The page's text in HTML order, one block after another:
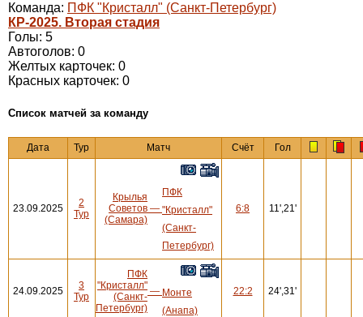
Команда: ПФК "Кристалл" (Санкт-Петербург)
КР-2025. Вторая стадия
Голы: 5
Автоголов: 0
Желтых карточек: 0
Красных карточек: 0
Cписок матчей за команду
Дата Тур Матч Счёт Гол
23.09.2025
2
Тур
Крылья
Советов
(Самара)
—
ПФК
"Кристалл"
(Санкт-
Петербург)
6:8 11',21'
24.09.2025
3
Тур
ПФК
"Кристалл"
(Санкт-
Петербург)
— Монте
(Анапа)
22:2 24',31'